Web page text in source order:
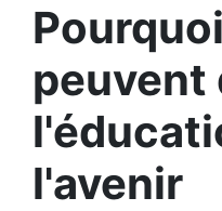
peuvent
l'avenir